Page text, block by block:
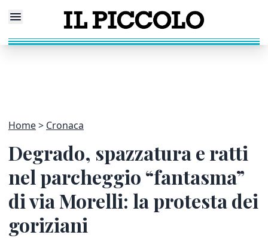
Home Cronaca
Degrado, spazzatura e ratti
nel parcheggio “fantasma”
di via Morelli: la protesta dei
goriziani